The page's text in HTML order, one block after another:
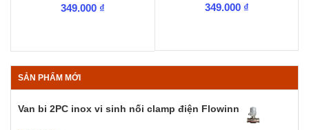
349.000 ₫ 349.000 ₫
SẢN PHẨM MỚI
Van bi 2PC inox vi sinh nối clamp điện Flowinn